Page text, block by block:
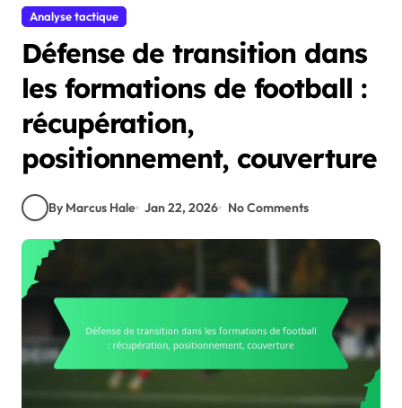
Analyse tactique
Défense de transition dans
les formations de football :
récupération,
positionnement, couverture
By Marcus Hale Jan 22, 2026 No Comments